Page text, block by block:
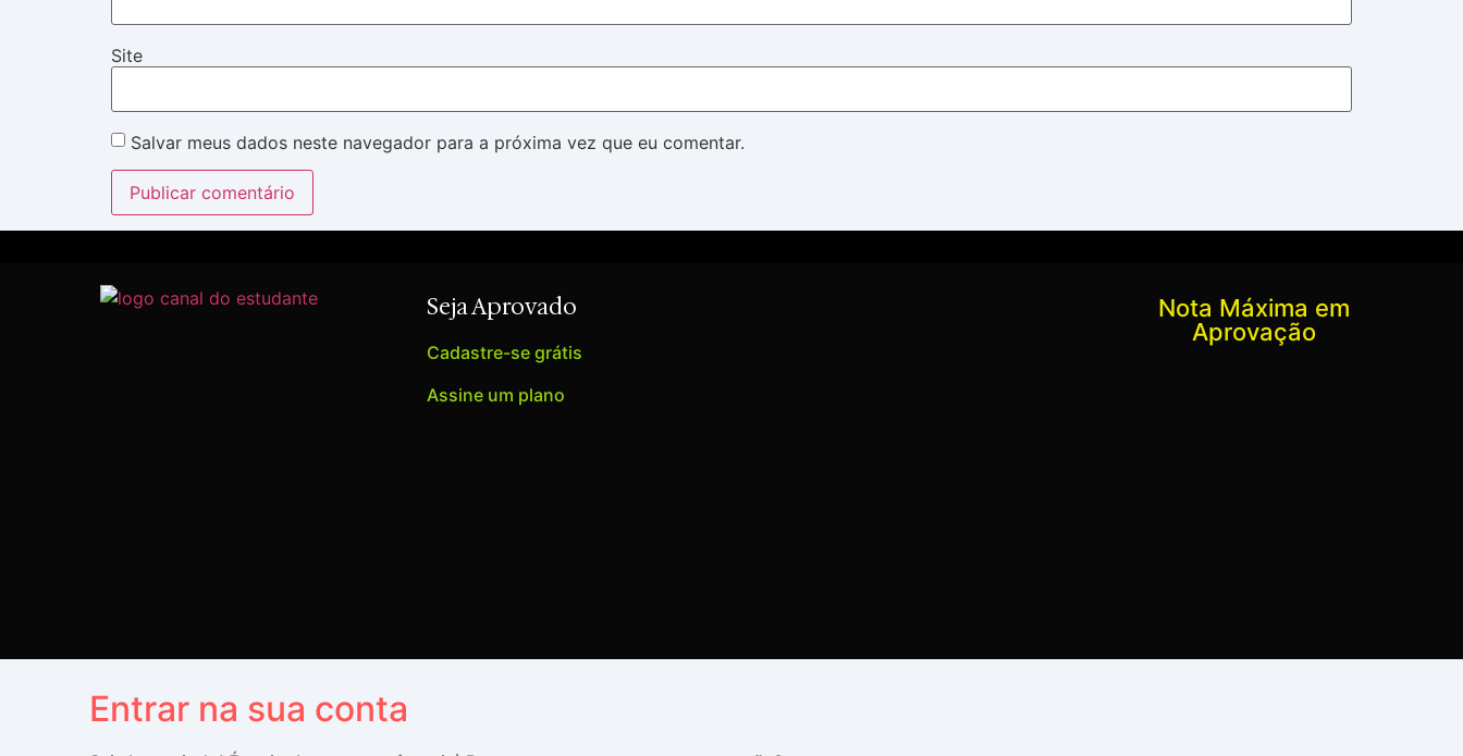
Site
Salvar meus dados neste navegador para a próxima vez que eu comentar.
Seja Aprovado
Cadastre-se grátis
Assine um plano
Nota Máxima em
Aprovação
Entrar na sua conta